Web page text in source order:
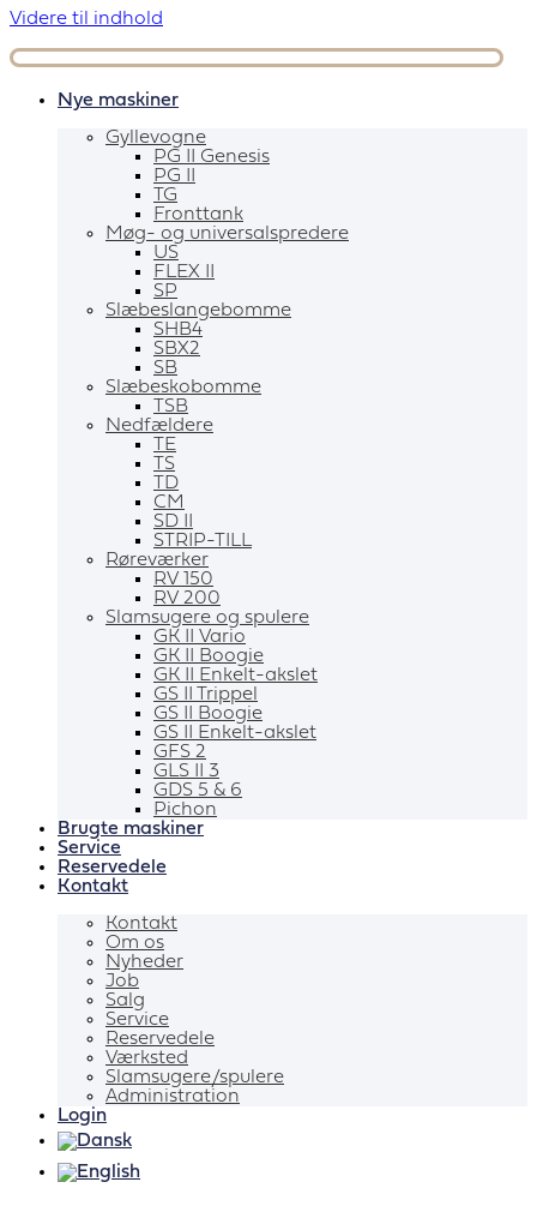
Videre til indhold
Nye maskiner
Gyllevogne
PG II Genesis
PG II
TG
Fronttank
Møg- og universalspredere
US
FLEX II
SP
Slæbeslangebomme
SHB4
SBX2
SB
Slæbeskobomme
TSB
Nedfældere
TE
TS
TD
CM
SD II
STRIP-TILL
Røreværker
RV 150
RV 200
Slamsugere og spulere
GK II Vario
GK II Boogie
GK II Enkelt-akslet
GS II Trippel
GS II Boogie
GS II Enkelt-akslet
GFS 2
GLS II 3
GDS 5 & 6
Pichon
Brugte maskiner
Service
Reservedele
Kontakt
Kontakt
Om os
Nyheder
Job
Salg
Service
Reservedele
Værksted
Slamsugere/spulere
Administration
Login